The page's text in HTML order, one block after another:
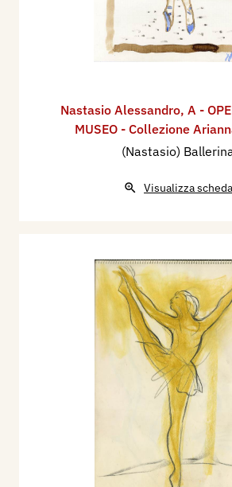
Nastasio Alessandro, A -
MUSEO - Collezione
(Nastasio)
Visualizza scheda